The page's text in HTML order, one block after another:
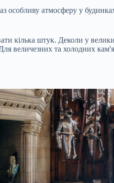
особливу атмосферу у
кілька штук. Деколи у
величезних та холодних